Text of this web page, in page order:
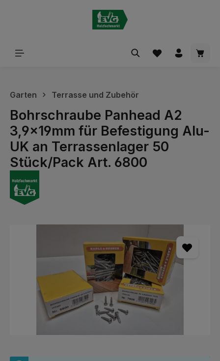
Garten Terrasse und Zubehör
Bohrschraube Panhead A2
3,9x19mm für Befestigung Alu-
UK an Terrassenlager 50
Stück/Pack Art. 6800